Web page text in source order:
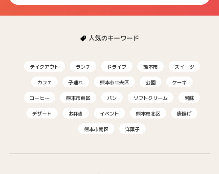
人気のキーワード
テイクアウト ランチ ドライブ 熊本市 スイーツ
カフェ 子連れ 熊本市中央区 公園 ケーキ
コーヒー 熊本市東区 パン ソフトクリーム 阿蘇
デザート お弁当 イベント 熊本市北区 唐揚げ
熊本市南区 洋菓子